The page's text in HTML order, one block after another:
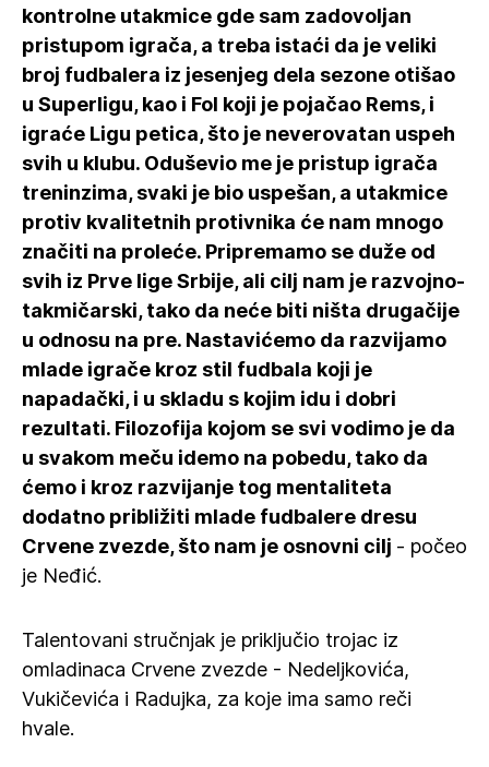
kontrolne utakmice gde sam zadovoljan
pristupom igrača, a treba istaći da je veliki
broj fudbalera iz jesenjeg dela sezone otišao
u Superligu, kao i Fol koji je pojačao Rems, i
igraće Ligu petica, što je neverovatan uspeh
svih u klubu. Oduševio me je pristup igrača
treninzima, svaki je bio uspešan, a utakmice
protiv kvalitetnih protivnika će nam mnogo
značiti na proleće. Pripremamo se duže od
svih iz Prve lige Srbije, ali cilj nam je razvojno-
takmičarski, tako da neće biti ništa drugačije
u odnosu na pre. Nastavićemo da razvijamo
mlade igrače kroz stil fudbala koji je
napadački, i u skladu s kojim idu i dobri
rezultati. Filozofija kojom se svi vodimo je da
u svakom meču idemo na pobedu, tako da
ćemo i kroz razvijanje tog mentaliteta
dodatno približiti mlade fudbalere dresu
Crvene zvezde, što nam je osnovni cilj - počeo
je Neđić.
Talentovani stručnjak je priključio trojac iz
omladinaca Crvene zvezde - Nedeljkovića,
Vukičevića i Radujka, za koje ima samo reči
hvale.